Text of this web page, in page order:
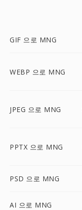
GIF 으로 MNG
WEBP 으로 MNG
JPEG 으로 MNG
PPTX 으로 MNG
PSD 으로 MNG
AI 으로 MNG